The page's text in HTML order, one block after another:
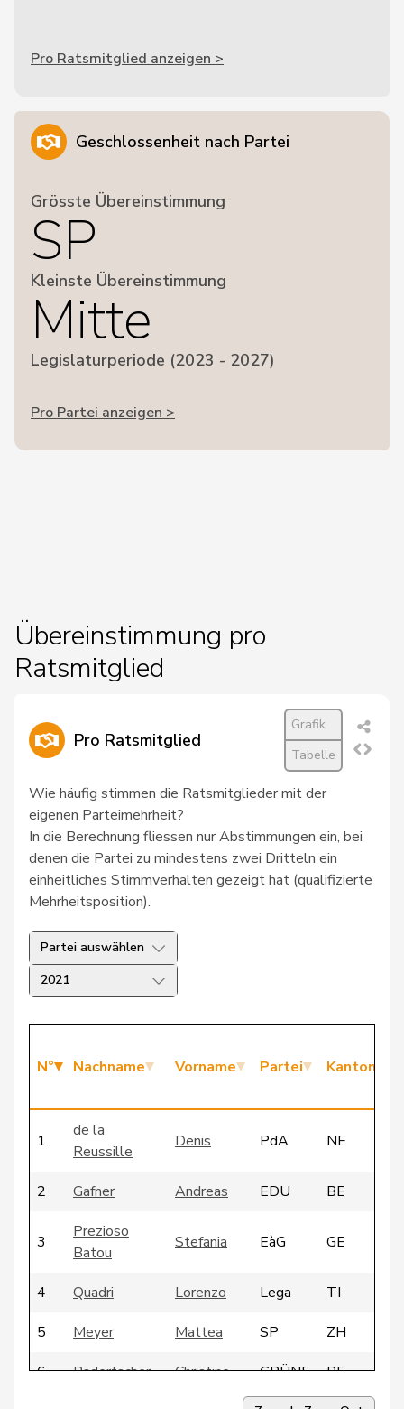
Pro Ratsmitglied anzeigen >
Geschlossenheit nach Partei
Grösste Übereinstimmung
SP
Kleinste Übereinstimmung
Mitte
Legislaturperiode (2023 - 2027)
Pro Partei anzeigen >
Übereinstimmung pro
Ratsmitglied
Pro Ratsmitglied
Grafik
Tabelle
Wie häufig stimmen die Ratsmitglieder mit der
eigenen Parteimehrheit?
In die Berechnung fliessen nur Abstimmungen ein, bei
denen die Partei zu mindestens zwei Dritteln ein
einheitliches Stimmverhalten gezeigt hat (qualifizierte
Mehrheitsposition).
Partei auswählen
2021
N° Nachname Vorname Partei Kanton
1
de la
Reussille
Denis PdA NE
2 Gafner Andreas EDU BE
3
Prezioso
Batou
Stefania EàG GE
4 Quadri Lorenzo Lega
TI
5
Meyer Mattea SP
ZH
6
Badertscher Christine GRÜNE
BE